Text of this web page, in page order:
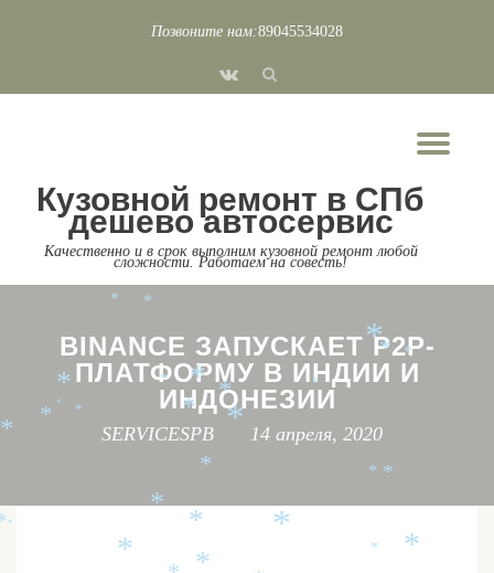
Позвоните нам:89045534028
fa-
Кузовной ремонт в СПб
дешево автосервис
Качественно и в срок выполним кузовной ремонт любой
сложности. Работаем на совесть!
BINANCE ЗАПУСКАЕТ P2P-
ПЛАТФОРМУ В ИНДИИ И
ИНДОНЕЗИИ
SERVICESPB 14 апреля, 2020
*
*
*
*
*
*
*
*
*
*
*
*
*
*
*
*
*
*
*
*
*
*
*
*
*
*
*
*
*
*
*
*
*
*
*
*
*
*
*